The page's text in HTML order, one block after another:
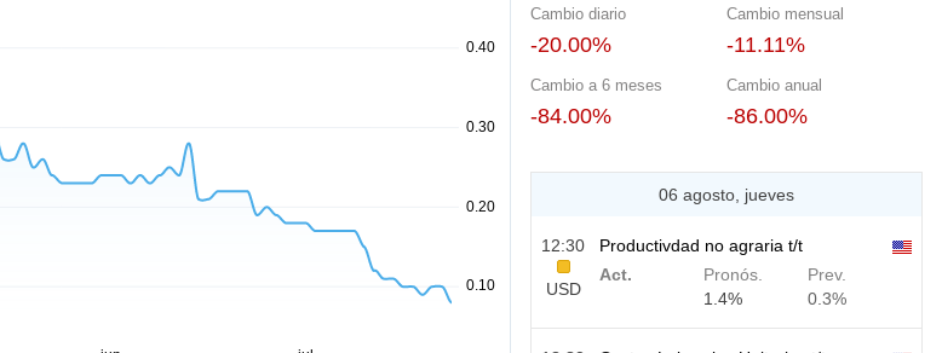
Cambio diario
-20.00%
Cambio mensual
-11.11%
Cambio a 6 meses
-84.00%
Cambio anual
-86.00%
06 agosto, jueves
12:30
USD
Productivdad no agraria t/t
Act.
Pronós.
1.4%
Prev.
0.3%